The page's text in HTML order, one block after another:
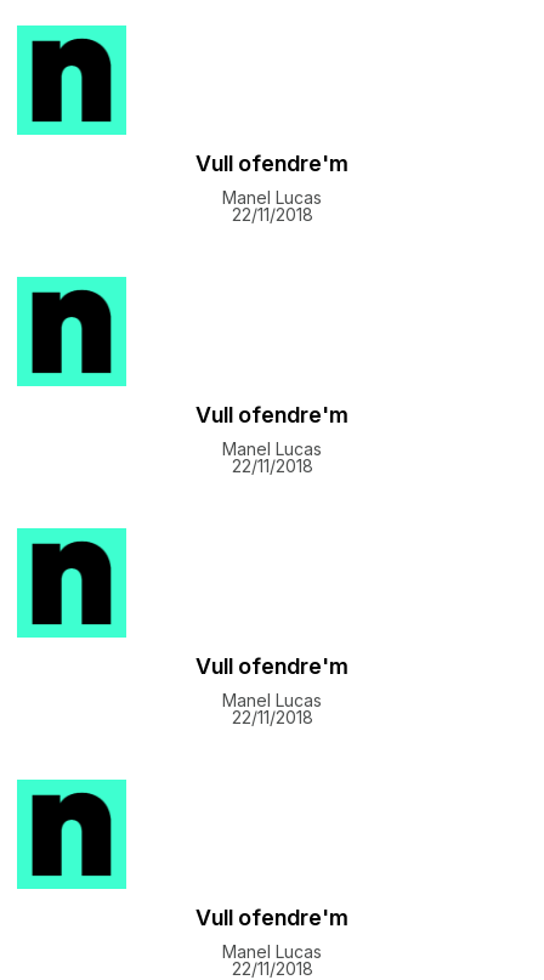
Vull ofendre'm
Manel Lucas
22/11/2018
Vull ofendre'm
Manel Lucas
22/11/2018
Vull ofendre'm
Manel Lucas
22/11/2018
Vull ofendre'm
Manel Lucas
22/11/2018